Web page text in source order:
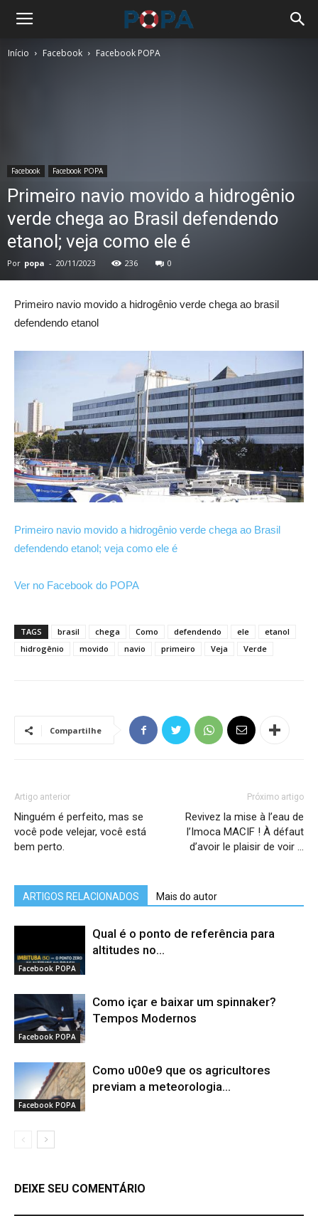
Início Facebook Facebook POPA
Facebook Facebook POPA
Primeiro navio movido a hidrogênio
verde chega ao Brasil defendendo
etanol; veja como ele é
Por popa - 20/11/2023 236 0
Primeiro navio movido a hidrogênio verde chega ao brasil
defendendo etanol
Primeiro navio movido a hidrogênio verde chega ao Brasil
defendendo etanol; veja como ele é
Ver no Facebook do POPA
TAGS brasil chega Como defendendo ele
etanol
hidrogênio
movido navio primeiro Veja Verde
Compartilhe
Artigo anterior
Ninguém é perfeito, mas se
você pode velejar, você está
bem perto.
Próximo artigo
Revivez la mise à l’eau de
l’Imoca MACIF ! À défaut
d’avoir le plaisir de voir …
ARTIGOS RELACIONADOS Mais do autor
Facebook POPA
Qual é o ponto de referência para
altitudes no...
Facebook POPA
Como içar e baixar um spinnaker?
Tempos Modernos
Facebook POPA
Como u00e9 que os agricultores
previam a meteorologia...
DEIXE SEU COMENTÁRIO